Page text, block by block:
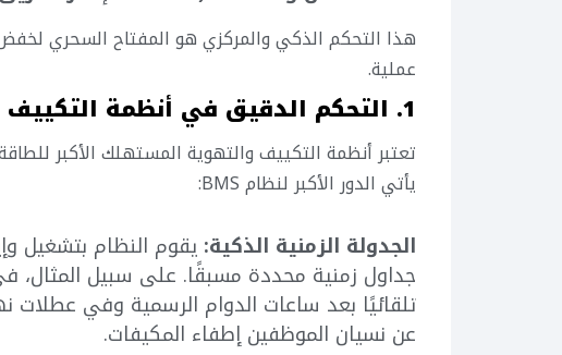
هذا التحكم الذكي والمركزي هو المفتاح السحري
عملية.
1. التحكم الدقيق في أنظمة التكييف (HVAC)
تعتبر أنظمة التكييف والتهوية المستهلك الأكبر
يأتي الدور الأكبر لنظام BMS:
الجدولة الزمنية الذكية: يقوم النظام بتشغيل
جداول زمنية محددة مسبقًا. على سبيل المثال،
تلقائيًا بعد ساعات الدوام الرسمية وفي عطلات
عن نسيان الموظفين إطفاء المكيفات.